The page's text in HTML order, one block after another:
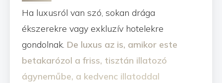
Ha luxusról van szó, sokan drága
ékszerekre vagy exkluzív hotelekre
gondolnak. De luxus az is, amikor este
betakarózol a friss, tisztán illatozó
ágyneműbe, a kedvenc illatoddal